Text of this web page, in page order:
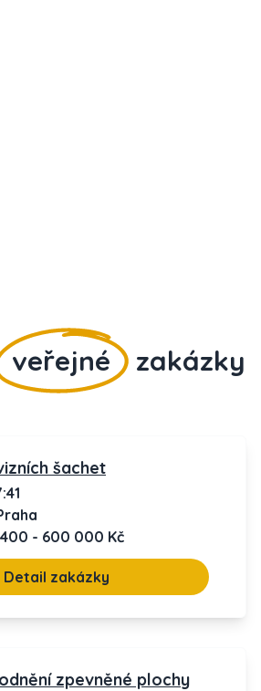
veřejné zakázky
šachet
400 - 600 000 Kč
Detail zakázky
zpevněné plochy